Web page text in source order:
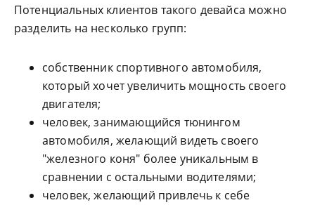
Потенциальных клиентов такого девайса можно
разделить на несколько групп:
собственник спортивного автомобиля,
который хочет увеличить мощность своего
двигателя;
человек, занимающийся тюнингом
автомобиля, желающий видеть своего
"железного коня" более уникальным в
сравнении с остальными водителями;
человек, желающий привлечь к себе